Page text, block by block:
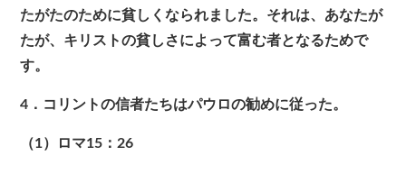
たがたのために貧しくなられました。それは、あなたが
たが、キリストの貧しさによって富む者となるためで
す。
4．コリントの信者たちはパウロの勧めに従った。
（1）ロマ15：26